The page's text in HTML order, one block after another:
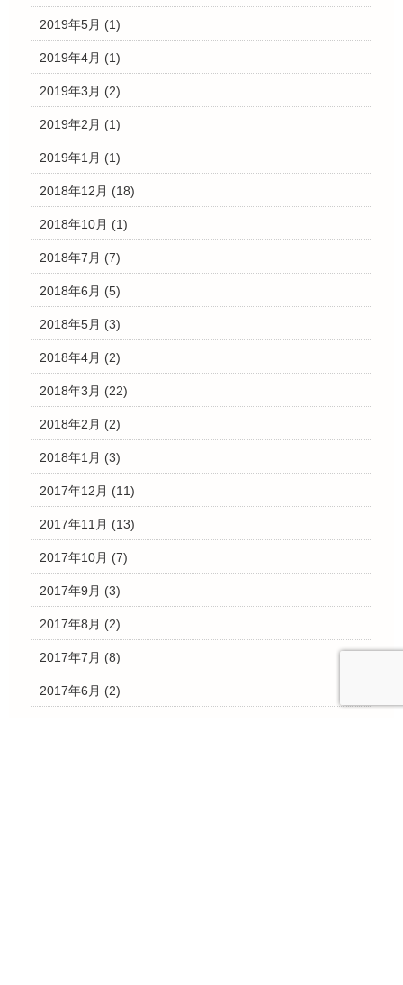
2019年5月 (1)
2019年4月 (1)
2019年3月 (2)
2019年2月 (1)
2019年1月 (1)
2018年12月 (18)
2018年10月 (1)
2018年7月 (7)
2018年6月 (5)
2018年5月 (3)
2018年4月 (2)
2018年3月 (22)
2018年2月 (2)
2018年1月 (3)
2017年12月 (11)
2017年11月 (13)
2017年10月 (7)
2017年9月 (3)
2017年8月 (2)
2017年7月 (8)
2017年6月 (2)